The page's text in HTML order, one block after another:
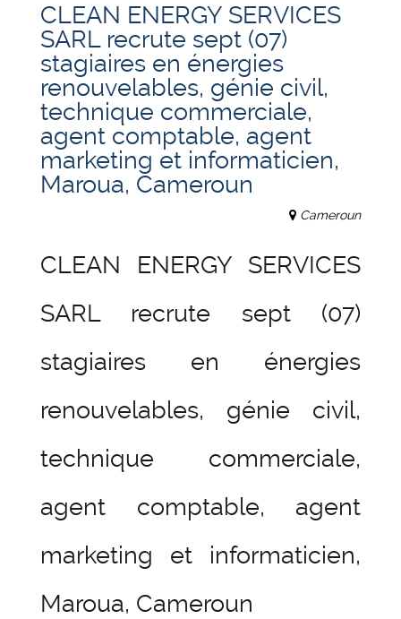
CLEAN ENERGY SERVICES
SARL recrute sept (07)
stagiaires en énergies
renouvelables, génie civil,
technique commerciale,
agent comptable, agent
marketing et informaticien,
Maroua, Cameroun
Cameroun
CLEAN ENERGY SERVICES
SARL recrute sept (07)
stagiaires en énergies
renouvelables, génie civil,
technique commerciale,
agent comptable, agent
marketing et informaticien,
Maroua, Cameroun